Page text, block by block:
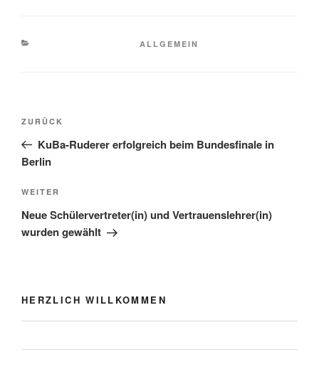
KATEGORIEN
ALLGEMEIN
Beitragsnavigation
Vorheriger
Beitrag
ZURÜCK
KuBa-Ruderer erfolgreich beim Bundesfinale in
Berlin
Nächster
Beitrag
WEITER
Neue Schülervertreter(in) und Vertrauenslehrer(in)
wurden gewählt
HERZLICH WILLKOMMEN